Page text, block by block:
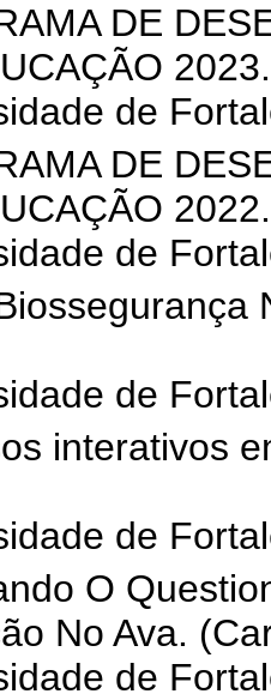
DE
de
DE
de
de
interativos
de
O
No Ava.
de